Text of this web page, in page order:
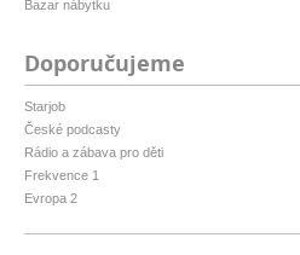
Bazar nábytku
Doporučujeme
Starjob
České podcasty
Rádio a zábava pro děti
Frekvence 1
Evropa 2